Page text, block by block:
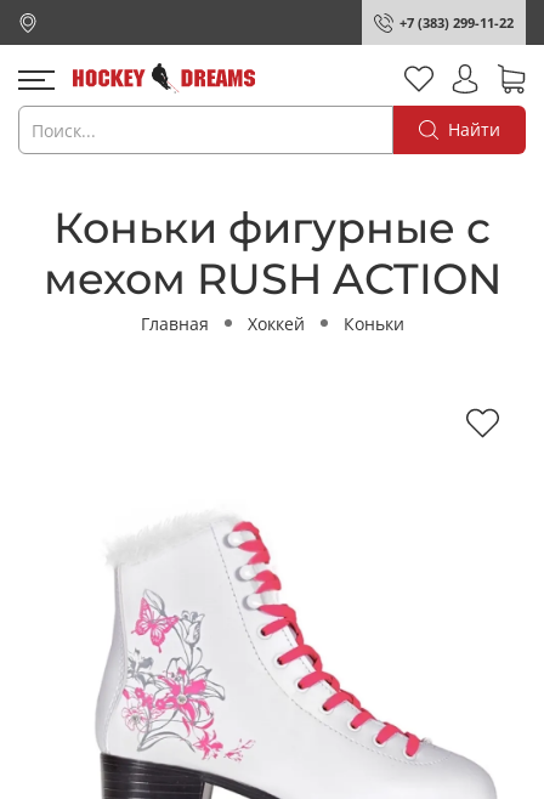
+7 (383) 299-11-22
Найти
Коньки фигурные с
мехом RUSH ACTION
Главная Хоккей Коньки